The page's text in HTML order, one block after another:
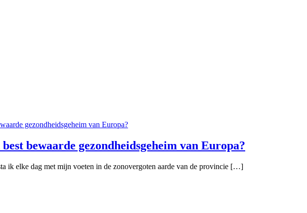
bewaarde gezondheidsgeheim van Europa?
ik elke dag met mijn voeten in de zonovergoten aarde van de provincie […]